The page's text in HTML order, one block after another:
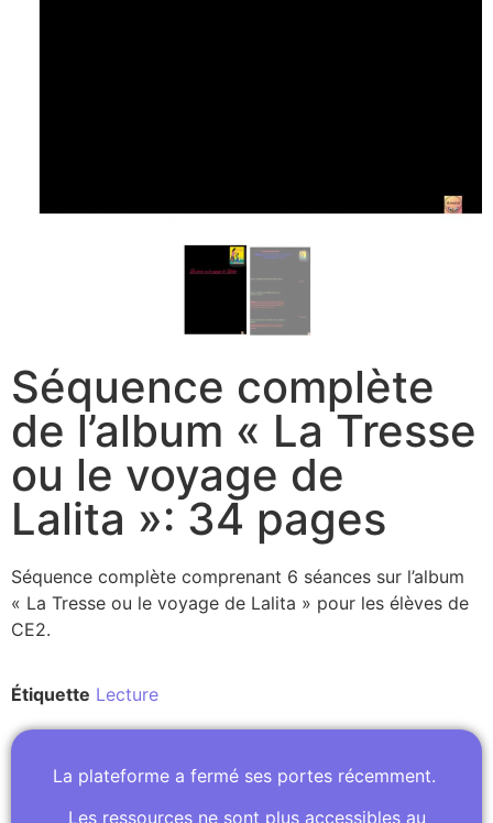
Séquence complète
de l’album « La Tresse
ou le voyage de
Lalita »: 34 pages
Séquence complète comprenant 6 séances sur l’album
« La Tresse ou le voyage de Lalita » pour les élèves de
CE2.
Étiquette Lecture
La plateforme a fermé ses portes récemment.
Les ressources ne sont plus accessibles au